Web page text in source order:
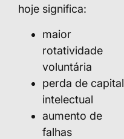
hoje significa:
maior
rotatividade
voluntária
perda de capital
intelectual
aumento de
falhas